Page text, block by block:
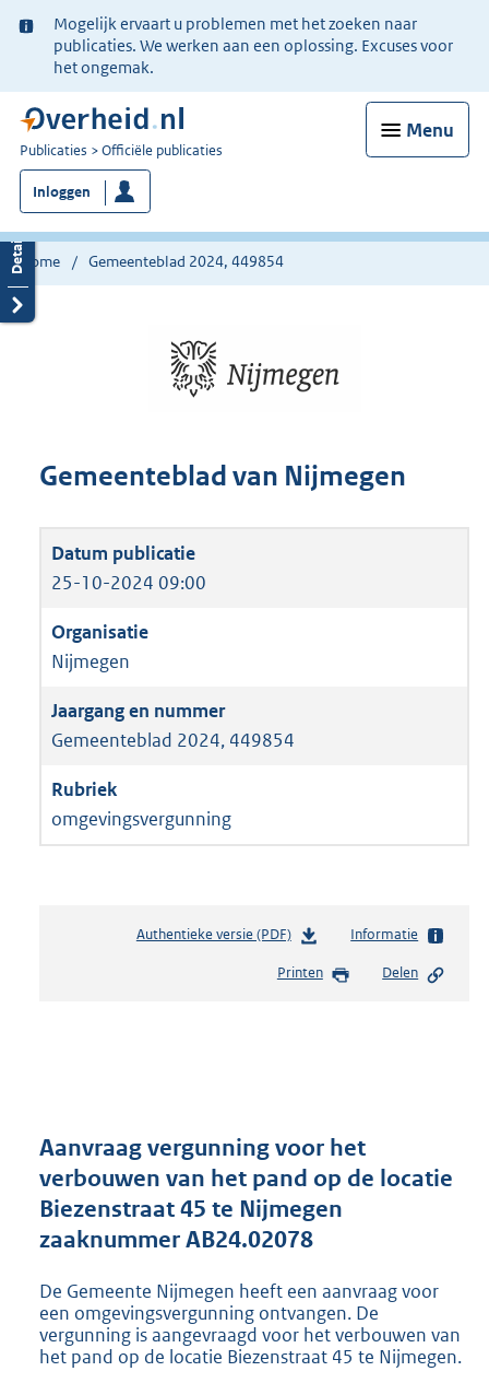
Ter
informatie:
Mogelijk ervaart u problemen met het zoeken naar
publicaties. We werken aan een oplossing. Excuses voor
het ongemak.
Menu
U
bent
nu
hier:
Publicaties Officiële publicaties
Inloggen
Home Gemeenteblad 2024, 449854
Gemeenteblad van Nijmegen
25-10-2024 09:00
Nijmegen
Gemeenteblad 2024, 449854
omgevingsvergunning
Authentieke versie (PDF)b
s
r
o
t
t
8
0
3
Informatie
Printen Delen
Aanvraag vergunning voor het
verbouwen van het pand op de locatie
Biezenstraat 45 te Nijmegen
zaaknummer AB24.02078
De Gemeente Nijmegen heeft een aanvraag voor
een omgevingsvergunning ontvangen. De
vergunning is aangevraagd voor het verbouwen van
het pand op de locatie Biezenstraat 45 te Nijmegen.